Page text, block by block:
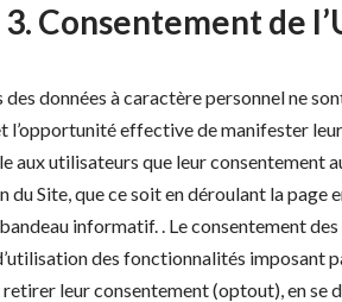
Consentement de
des données à caractère personnel ne
l’opportunité effective de manifester
aux utilisateurs que leur consentement
du Site, que ce soit en déroulant la page
informatif. . Le consentement
des fonctionnalités imposant
leur consentement (optout), en se